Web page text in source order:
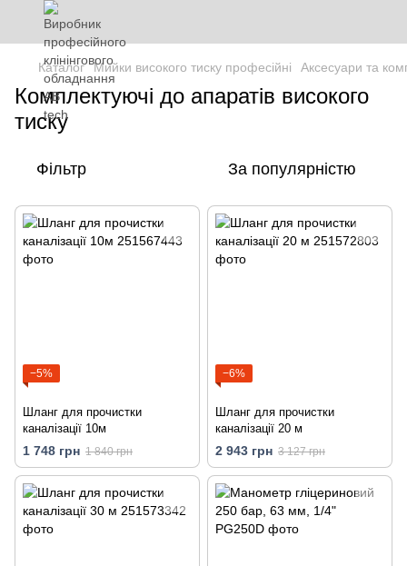
Каталог Мийки високого тиску професійні Аксесуари та
Комплектуючі до апаратів високого
тиску
Фільтр За популярністю
−5%
Шланг для прочистки
каналізації 10м
1 748 грн 1 840 грн
−6%
Шланг для прочистки
каналізації 20 м
2 943 грн 3 127 грн